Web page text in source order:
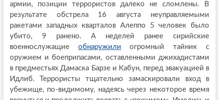
армии, позиции террористов далеко не сломлены. В
результате обстрела 16 августа неуправляемыми
ракетами западных кварталов Алеппо 5 человек было
убито, 9 ранено. А неделей ранее сирийские
военнослужащие обнаружили огромный тайник с
оружием и боеприпасами, оставленными джихадистами
в предместьях Дамаска Барзе и Кабун, перед эвакуацией в
Идлиб. Террористы тщательно замаскировали вход в
убежище, по-видимому, надеясь через некоторое время